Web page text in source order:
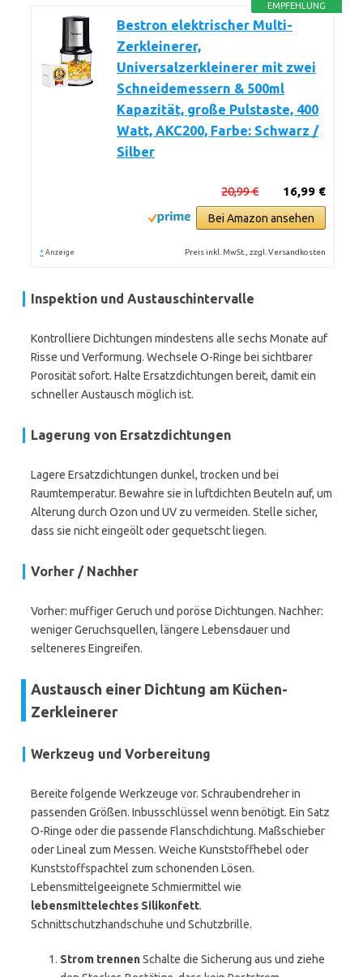
EMPFEHLUNG
Bestron elektrischer Multi-
Zerkleinerer,
Universalzerkleinerer mit zwei
Schneidemessern & 500ml
Kapazität, große Pulstaste, 400
Watt, AKC200, Farbe: Schwarz /
Silber
16,99 €
20,99 €
Bei Amazon ansehen
* Anzeige Preis inkl. MwSt., zzgl. Versandkosten
Inspektion und Austauschintervalle
Kontrolliere Dichtungen mindestens alle sechs Monate auf
Risse und Verformung. Wechsele O-Ringe bei sichtbarer
Porosität sofort. Halte Ersatzdichtungen bereit, damit ein
schneller Austausch möglich ist.
Lagerung von Ersatzdichtungen
Lagere Ersatzdichtungen dunkel, trocken und bei
Raumtemperatur. Bewahre sie in luftdichten Beuteln auf, um
Alterung durch Ozon und UV zu vermeiden. Stelle sicher,
dass sie nicht eingeölt oder gequetscht liegen.
Vorher / Nachher
Vorher: muffiger Geruch und poröse Dichtungen. Nachher:
weniger Geruchsquellen, längere Lebensdauer und
selteneres Eingreifen.
Austausch einer Dichtung am Küchen-
Zerkleinerer
Werkzeug und Vorbereitung
Bereite folgende Werkzeuge vor. Schraubendreher in
passenden Größen. Inbusschlüssel wenn benötigt. Ein Satz
O-Ringe oder die passende Flanschdichtung. Maßschieber
oder Lineal zum Messen. Weiche Kunststoffhebel oder
Kunststoffspachtel zum schonenden Lösen.
Lebensmittelgeeignete Schmiermittel wie
lebensmittelechtes Silikonfett.
Schnittschutzhandschuhe und Schutzbrille.
Strom trennenSchalte die Sicherung aus und ziehe